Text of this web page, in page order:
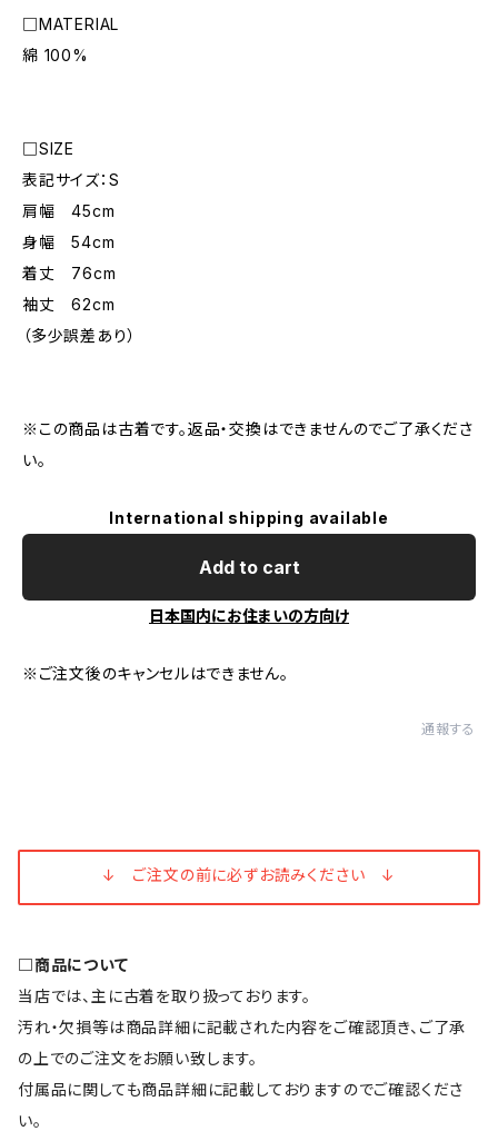
□MATERIAL
綿 100%
□SIZE
表記サイズ：S
肩幅 45cm
身幅 54cm
着丈 76cm
袖丈 62cm
（多少誤差あり）
※この商品は古着です。返品・交換はできませんのでご了承くださ
い。
International shipping available
Add to cart
日本国内にお住まいの方向け
※ご注文後のキャンセルはできません。
通報する
↓ ご注文の前に必ずお読みください ↓
□商品について
当店では、主に古着を取り扱っております。
汚れ・欠損等は商品詳細に記載された内容をご確認頂き、ご了承
の上でのご注文をお願い致します。
付属品に関しても商品詳細に記載しておりますのでご確認くださ
い。